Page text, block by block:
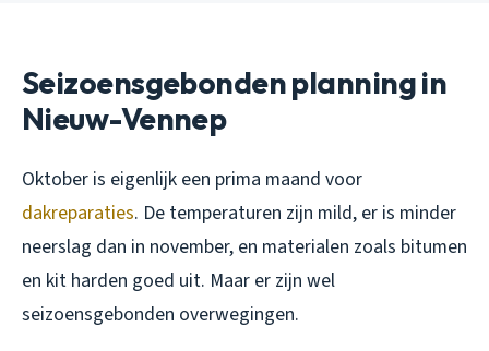
Seizoensgebonden planning in
Nieuw-Vennep
Oktober is eigenlijk een prima maand voor
dakreparaties. De temperaturen zijn mild, er is minder
neerslag dan in november, en materialen zoals bitumen
en kit harden goed uit. Maar er zijn wel
seizoensgebonden overwegingen.